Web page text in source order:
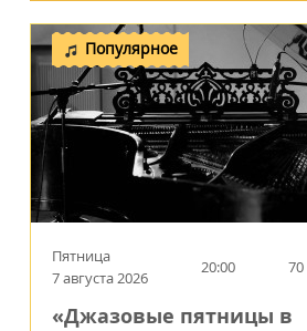
Популярное
Пятница
7 августа 2026
20:00
«Джазовые пятницы в